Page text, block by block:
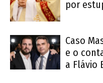
por
Caso
e o
a Flávio